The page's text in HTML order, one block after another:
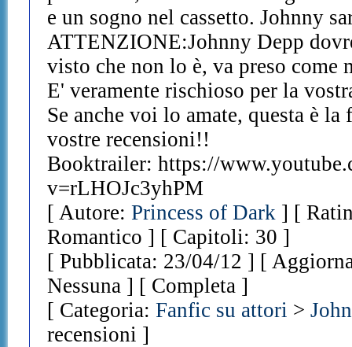
e un sogno nel cassetto. Johnny
ATTENZIONE:Johnny Depp
visto che non lo è, va preso come
E' veramente rischioso per la
Se anche voi lo amate, questa è
vostre recensioni!!
Booktrailer: https://
v=rLHOJc3yhPM
[ Autore: Princess of Dark] [
Romantico ] [ Capitoli: 30 ]
[ Pubblicata: 23/04/12 ] [
Nessuna ] [ Completa ]
[ Categoria: Fanfic su attori >
recensioni ]